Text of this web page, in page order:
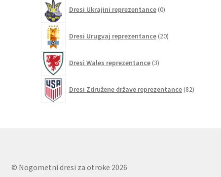
Dresi Ukrajini reprezentance 0izdelkov
Dresi Urugvaj reprezentance 20izdelkov
Dresi Wales reprezentance 3izdelki
Dresi Združene države reprezentance 82izdelkov
© Nogometni dresi za otroke 2026